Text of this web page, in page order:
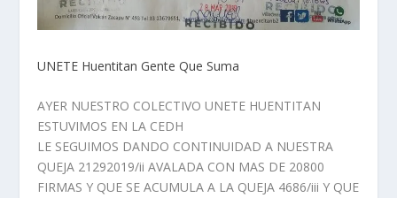
UNETE Huentitan Gente Que Suma
AYER NUESTRO COLECTIVO UNETE HUENTITAN
ESTUVIMOS EN LA CEDH
LE SEGUIMOS DANDO CONTINUIDAD A NUESTRA
QUEJA 21292019/ii AVALADA CON MAS DE 20800
FIRMAS Y QUE SE ACUMULA A LA QUEJA 4686/iii Y QUE